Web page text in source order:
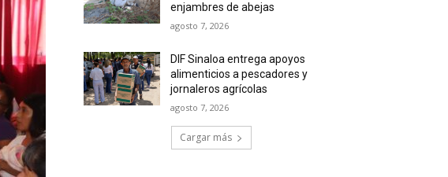
enjambres de abejas
agosto 7, 2026
DIF Sinaloa entrega apoyos
alimenticios a pescadores y
jornaleros agrícolas
agosto 7, 2026
Cargar más